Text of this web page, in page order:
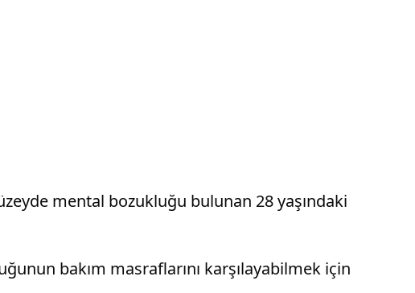
mental bozukluğu bulunan 28 yaşındaki
bakım masraflarını karşılayabilmek için